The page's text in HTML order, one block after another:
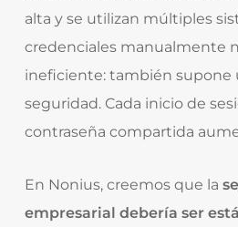
alta y se utilizan múltiples
credenciales manualmente
ineficiente: también supone
seguridad. Cada inicio de
contraseña compartida
En Nonius, creemos que la
empresarial debería ser